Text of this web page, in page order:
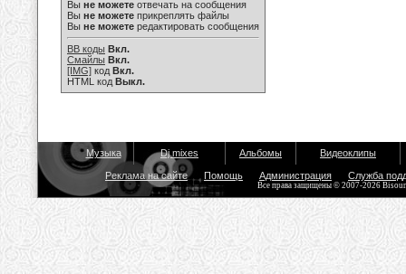
Вы не можете отвечать на сообщения
Вы не можете прикреплять файлы
Вы не можете редактировать сообщения
BB коды Вкл.
Смайлы Вкл.
[IMG] код Вкл.
HTML код Выкл.
Музыка Dj mixes Альбомы Видеоклипы
Реклама на сайте Помощь Администрация Служба
Все права защищены © 2007-2026